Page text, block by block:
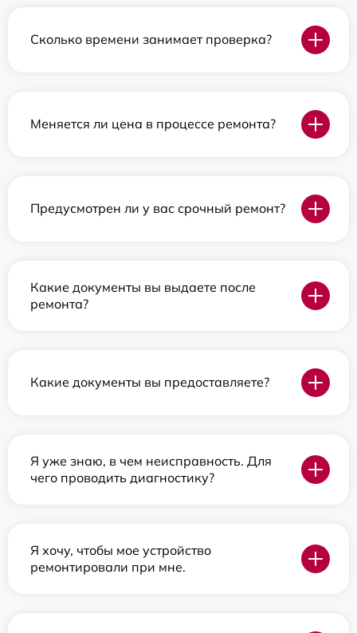
Сколько времени занимает проверка?
Меняется ли цена в процессе ремонта?
Предусмотрен ли у вас срочный ремонт?
Какие документы вы выдаете после
ремонта?
Какие документы вы предоставляете?
Я уже знаю, в чем неисправность. Для
чего проводить диагностику?
Я хочу, чтобы мое устройство
ремонтировали при мне.